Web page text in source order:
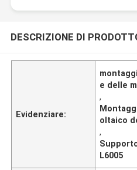
DESCRIZIONE DI
Evidenziare:
e delle
,
oltaico
,
L6005